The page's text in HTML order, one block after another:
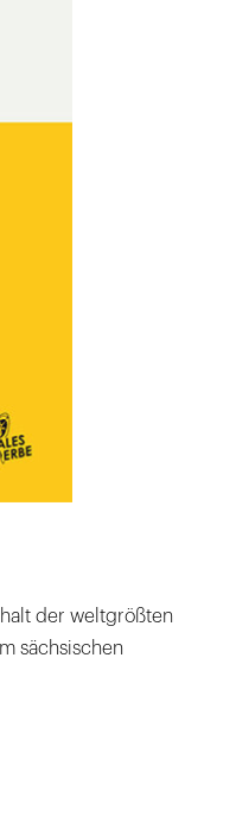
der weltgrößten
sächsischen